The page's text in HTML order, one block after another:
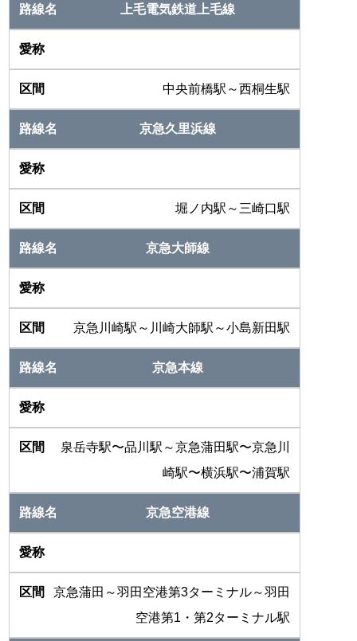
上毛電気鉄道上毛線
中央前橋駅～西桐生駅
京急久里浜線
堀ノ内駅～三崎口駅
京急大師線
京急川崎駅～川崎大師駅～小島新田駅
京急本線
泉岳寺駅〜品川駅～京急蒲田駅〜京急川
崎駅〜横浜駅〜浦賀駅
京急空港線
京急蒲田～羽田空港第3ターミナル～羽田
空港第1・第2ターミナル駅